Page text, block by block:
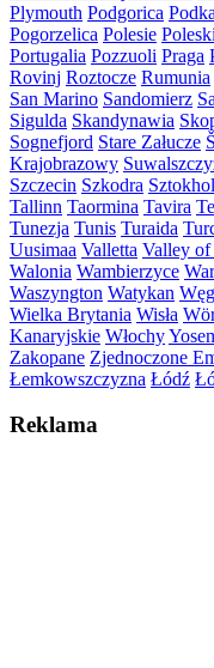
Plymouth Podgorica
Pogorzelica Polesie
Portugalia Pozzuoli Praga
Rovinj Roztocze Rumunia
San Marino Sandomierz
Sigulda Skandynawia
Sognefjord Stare Załucze
Krajobrazowy
Szczecin Szkodra
Tallinn Taormina Tavira
Tunezja Tunis Turaida
Uusimaa Valletta Valley of
Walonia Wambierzyce
Waszyngton Watykan
Wielka Brytania Wisła
Kanaryjskie Włochy
Zakopane Zjednoczone
Łemkowszczyzna Łódź
Reklama